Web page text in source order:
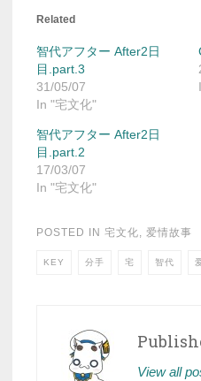
Related
智代アフター After2日
目.part.3
31/05/07
In "宅文化"
智代アフター After2日
目.part.2
17/03/07
In "宅文化"
POSTED IN 宅文化, 爱情故事
KEY 分手 宅 智代
View all